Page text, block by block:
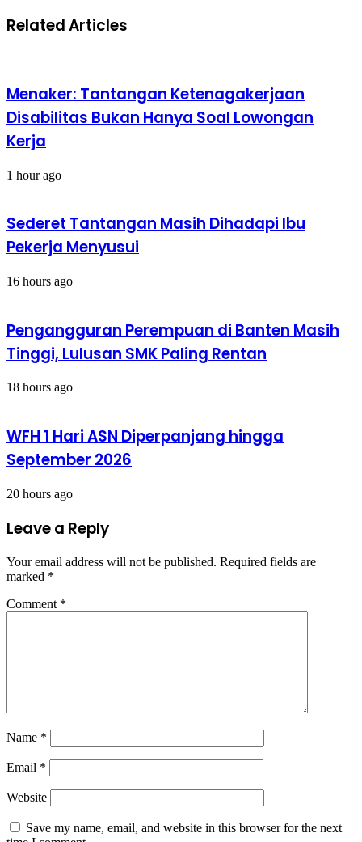
iPhone
Saat
Related Articles
Menaker: Tantangan Ketenagakerjaan
Disabilitas Bukan Hanya Soal Lowongan
Kerja
1 hour ago
Sederet Tantangan Masih Dihadapi Ibu
Pekerja Menyusui
16 hours ago
Pengangguran Perempuan di Banten Masih
Tinggi, Lulusan SMK Paling Rentan
18 hours ago
WFH 1 Hari ASN Diperpanjang hingga
September 2026
20 hours ago
Leave a Reply
Your email address will not be published. Required fields are
marked *
Comment *
Name *
Email *
Website
Save my name, email, and website in this browser for the next